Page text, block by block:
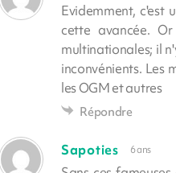
Evidemment, c'est
cette avancée.
multinationales; il
inconvénients. Les
les OGM et autres
Répondre
Sapoties 6 ans